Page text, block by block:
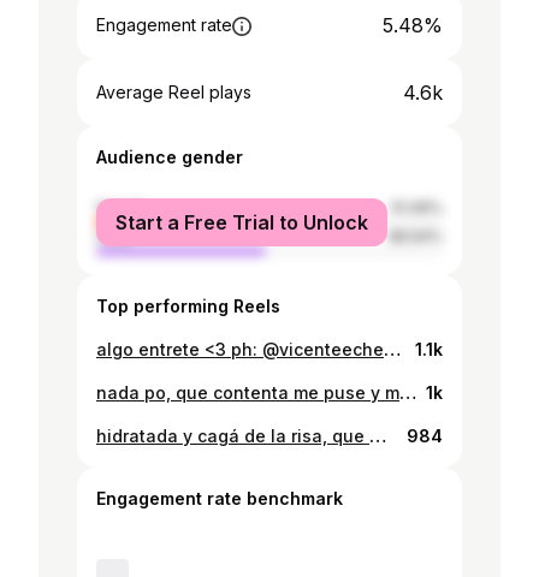
Engagement rate 5.48%
Average Reel plays 4.6k
Audience gender
female
male
Start a Free Trial to Unlock
Top performing Reels
algo entrete <3 ph: @vicenteecheverrial mua @jiomakeup 1.1k
nada po, que contenta me puse y más rodeada del trabajo de puras mujeres secas💜 . Producción de moda @romimoralesr, asistente @macapichara Maquillaje @alemakeupart, asistente @karina_lobos Foto @pez_vasquez, asistente @lissminchoi @revista_ya #castingya 1k
hidratada y cagá de la risa, que mejorr 984
Engagement rate benchmark